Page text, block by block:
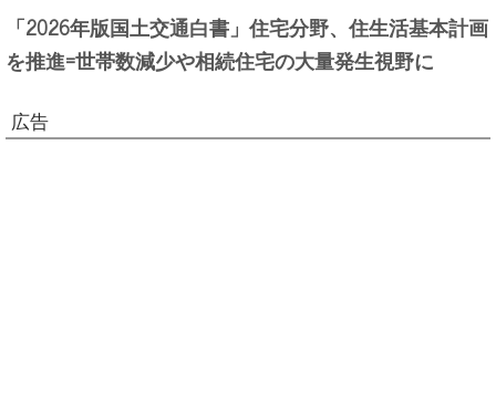
「2026年版国土交通白書」住宅分野、住生活基本計画
を推進=世帯数減少や相続住宅の大量発生視野に
広告